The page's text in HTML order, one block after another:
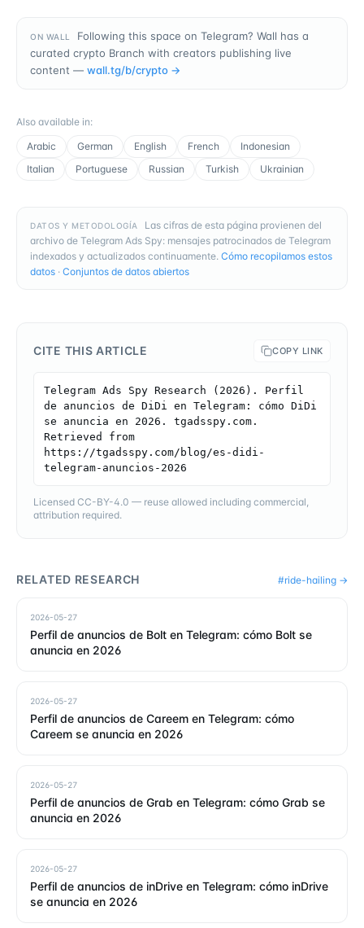
ON WALL
Following this space on Telegram? Wall has a
curated crypto Branch with creators publishing live
content — wall.tg/b/crypto →
Also available in:
Arabic
German English French
Indonesian
Italian
Portuguese Russian Turkish Ukrainian
DATOS Y METODOLOGÍA
Las cifras de esta página provienen del
archivo de Telegram Ads Spy: mensajes patrocinados de Telegram
indexados y actualizados continuamente. Cómo recopilamos estos
datos · Conjuntos de datos abiertos
CITE THIS ARTICLE COPY LINK
Telegram Ads Spy Research (2026). Perfil
de anuncios de DiDi en Telegram: cómo DiDi
se anuncia en 2026. tgadsspy.com.
Retrieved from
https://tgadsspy.com/blog/es-didi-
telegram-anuncios-2026
Licensed CC-BY-4.0 — reuse allowed including commercial,
attribution required.
RELATED RESEARCH #ride-hailing →
2026-05-27
Perfil de anuncios de Bolt en Telegram: cómo Bolt se
anuncia en 2026
2026-05-27
Perfil de anuncios de Careem en Telegram: cómo
Careem se anuncia en 2026
2026-05-27
Perfil de anuncios de Grab en Telegram: cómo Grab se
anuncia en 2026
2026-05-27
Perfil de anuncios de inDrive en Telegram: cómo inDrive
se anuncia en 2026